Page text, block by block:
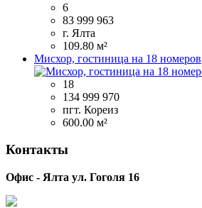
6
83 999 963
г. Ялта
109.80 м²
Мисхор, гостиница на 18 номеров
18
134 999 970
пгт. Кореиз
600.00 м²
Контакты
Офис - Ялта ул. Гоголя 16